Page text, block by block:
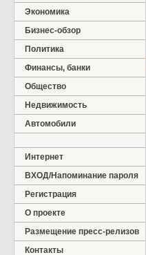
Экономика
Бизнес-обзор
Политика
Финансы, банки
Общество
Недвижимость
Автомобили
Интернет
ВХОД/Напоминание пароля
Регистрация
О проекте
Размещение пресс-релизов
Контакты